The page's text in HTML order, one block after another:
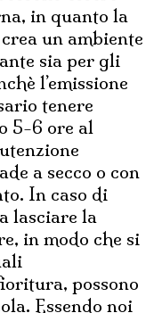
in quanto la
un ambiente
sia per gli
l’emissione
tenere
5-6 ore al
a secco o con
In caso di
lasciare la
in modo che si
possono
Essendo noi